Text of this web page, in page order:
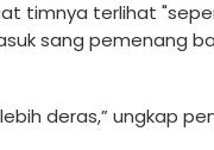
timnya terlihat
sang pemenang
deras,” ungkap